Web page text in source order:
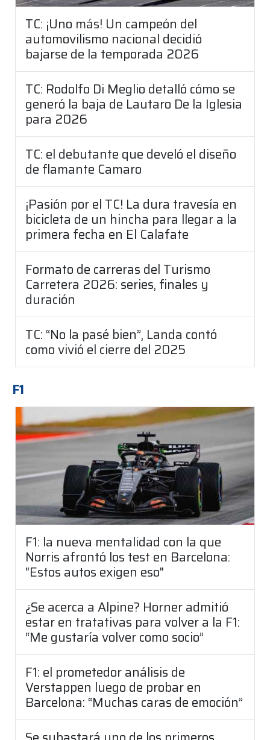
TC: ¡Uno más! Un campeón del
automovilismo nacional decidió
bajarse de la temporada 2026
TC: Rodolfo Di Meglio detalló cómo se
generó la baja de Lautaro De la Iglesia
para 2026
TC: el debutante que develó el diseño
de flamante Camaro
¡Pasión por el TC! La dura travesía en
bicicleta de un hincha para llegar a la
primera fecha en El Calafate
Formato de carreras del Turismo
Carretera 2026: series, finales y
duración
TC: “No la pasé bien”, Landa contó
como vivió el cierre del 2025
F1
F1: la nueva mentalidad con la que
Norris afrontó los test en Barcelona:
"Estos autos exigen eso"
¿Se acerca a Alpine? Horner admitió
estar en tratativas para volver a la F1:
“Me gustaría volver como socio”
F1: el prometedor análisis de
Verstappen luego de probar en
Barcelona: “Muchas caras de emoción”